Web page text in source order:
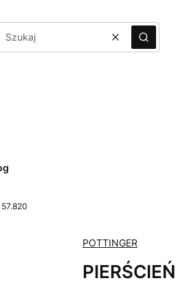
WyczyśćSzukaj
POTTINGER